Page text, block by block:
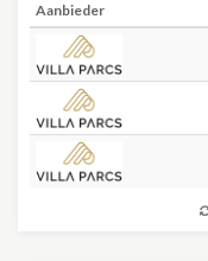
Aanbieder